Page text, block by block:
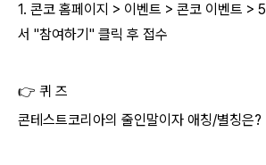
1. 콘코 홈페이지 > 이벤트 > 콘코 이벤트 > 5
서 "참여하기" 클릭 후 접수
👉 퀴 즈
콘테스트코리아의 줄인말이자 애칭/별칭은?